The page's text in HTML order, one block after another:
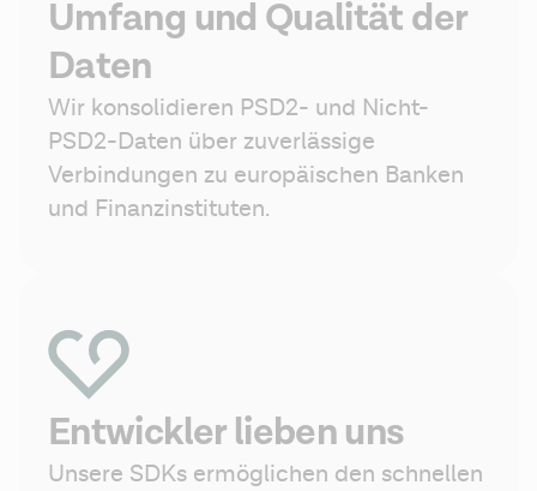
Umfang und Qualität der
Daten
Wir konsolidieren PSD2- und Nicht-
PSD2-Daten über zuverlässige
Verbindungen zu europäischen Banken
und Finanzinstituten.
Entwickler lieben uns
Unsere SDKs ermöglichen den schnellen